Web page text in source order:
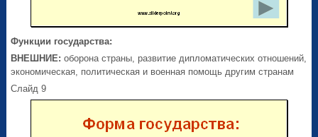
Функции государства:
ВНЕШНИЕ:оборона страны, развитие дипломатических отношений,
экономическая, политическая и военная помощь другим странам
Слайд 9